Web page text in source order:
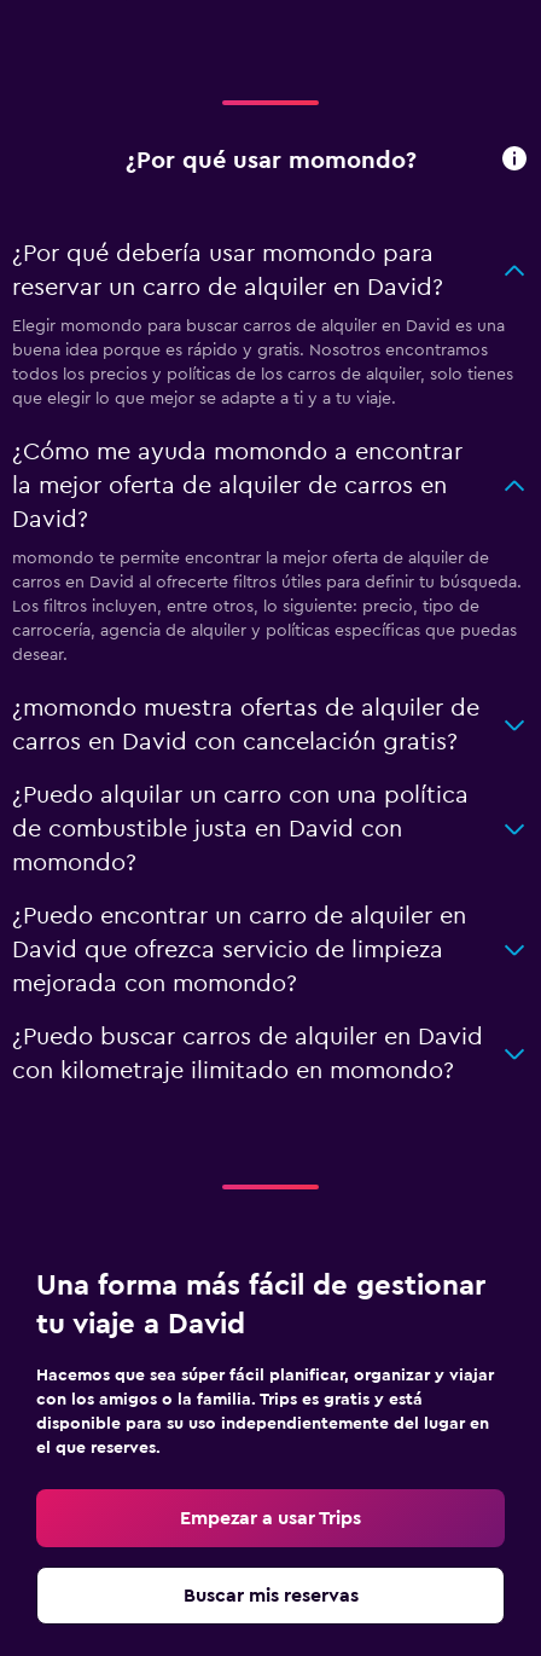
¿Por qué usar momondo?
¿Por qué debería usar momondo para
reservar un carro de alquiler en David?
Elegir momondo para buscar carros de alquiler en David es una
buena idea porque es rápido y gratis. Nosotros encontramos
todos los precios y políticas de los carros de alquiler, solo tienes
que elegir lo que mejor se adapte a ti y a tu viaje.
¿Cómo me ayuda momondo a encontrar
la mejor oferta de alquiler de carros en
David?
momondo te permite encontrar la mejor oferta de alquiler de
carros en David al ofrecerte filtros útiles para definir tu búsqueda.
Los filtros incluyen, entre otros, lo siguiente: precio, tipo de
carrocería, agencia de alquiler y políticas específicas que puedas
desear.
¿momondo muestra ofertas de alquiler de
carros en David con cancelación gratis?
¿Puedo alquilar un carro con una política
de combustible justa en David con
momondo?
¿Puedo encontrar un carro de alquiler en
David que ofrezca servicio de limpieza
mejorada con momondo?
¿Puedo buscar carros de alquiler en David
con kilometraje ilimitado en momondo?
Una forma más fácil de gestionar
tu viaje a David
Hacemos que sea súper fácil planificar, organizar y viajar
con los amigos o la familia. Trips es gratis y está
disponible para su uso independientemente del lugar en
el que reserves.
Empezar a usar Trips
Buscar mis reservas